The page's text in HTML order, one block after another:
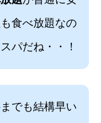
食べ放題なの
パだね・・！
でも結構早い